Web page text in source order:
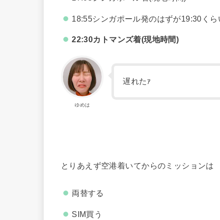
18:55シンガポール発のはずが19:30くら
22:30カトマンズ着(現地時間)
ゆめは
遅れたｧ
とりあえず空港着いてからのミッションは
両替する
SIM買う